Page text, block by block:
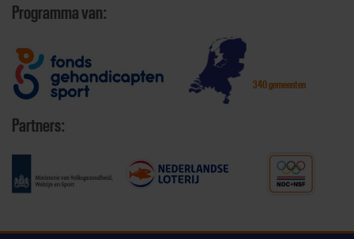
Programma van:
340 gemeenten
Partners: